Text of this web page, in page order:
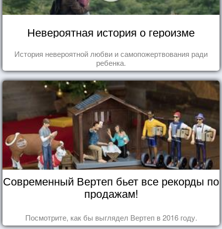
Невероятная история о героизме
История невероятной любви и самопожертвования ради
ребенка.
Современный Вертеп бьет все рекорды по
продажам!
Посмотрите, как бы выглядел Вертеп в 2016 году.